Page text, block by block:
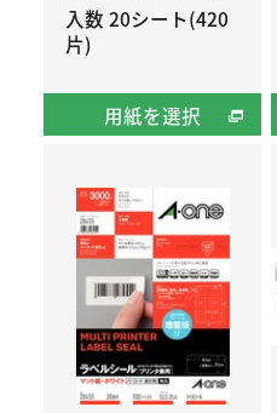
入数 20シート(420
片)
用紙を選択